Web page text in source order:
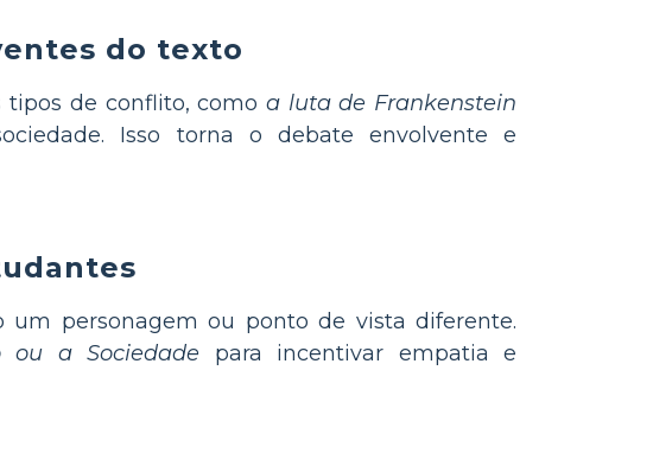
do texto
de conflito, como a luta de Frankenstein
Isso torna o debate envolvente e
um personagem ou ponto de vista diferente.
ou a Sociedade para incentivar empatia e